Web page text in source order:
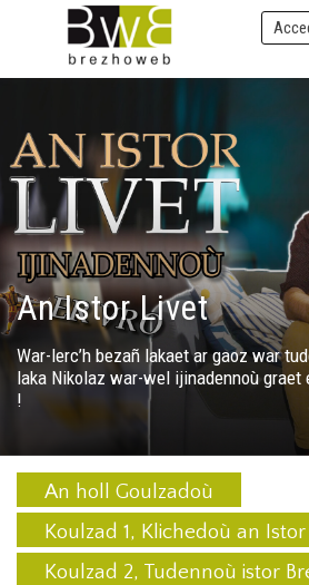
An Istor Livet
War-lerc’h bezañ lakaet ar gaoz war
laka Nikolaz war-wel ijinadennoù graet
!
An holl Goulzadoù
Koulzad 1, Klichedoù an Istor
Koulzad 2, Tudennoù istor